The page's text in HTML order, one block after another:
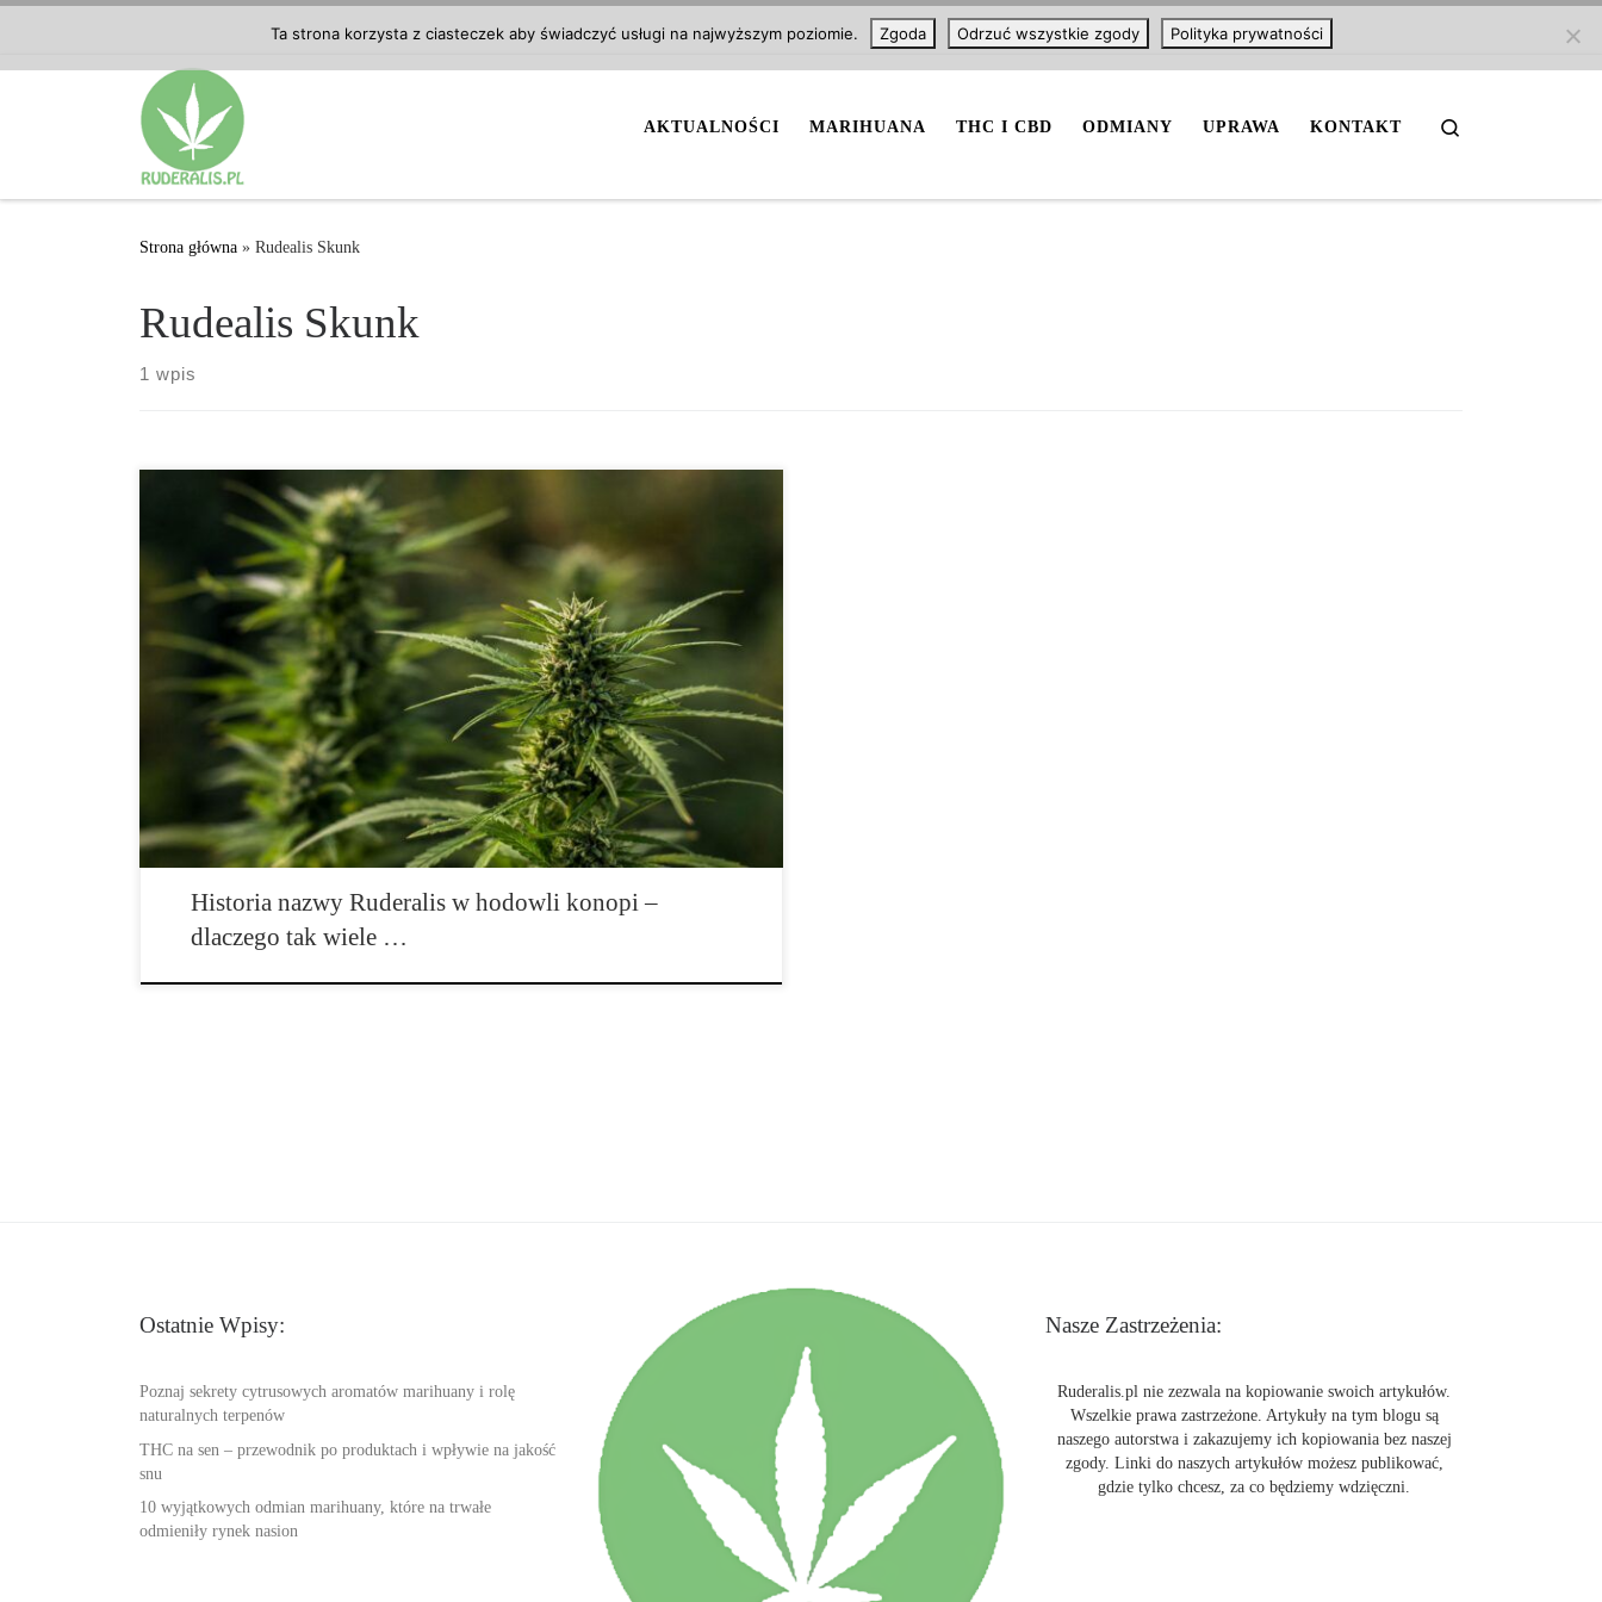
AKTUALNOŚCI MARIHUANA THC I CBD ODMIANY UPRAWA KONTAKT
Strona główna » Rudealis Skunk
Rudealis Skunk
1 wpis
Wprowadzenie Niewiele nazw w świecie konopi zrobiło tak dużą karierę jak Ruderalis.
Dzisiaj można ją znaleźć w nazwach dziesiątek odmian, opisach genetyki, materiałach
edukacyjnych oraz katalogach praktycznie każdego większego banku nasion. Dla
jednych jest synonimem odporności, dla innych kojarzy się przede wszystkim z
autofloweringiem. W rzeczywistości historia ruderalisów jest znacznie […]
Historia nazwy Ruderalis w hodowli konopi –
dlaczego tak wiele …
Ostatnie Wpisy:
Poznaj sekrety cytrusowych aromatów marihuany i rolę
naturalnych terpenów
THC na sen – przewodnik po produktach i wpływie na jakość
snu
10 wyjątkowych odmian marihuany, które na trwałe
odmieniły rynek nasion
Nasze Zastrzeżenia:
Ruderalis.pl nie zezwala na kopiowanie swoich artykułów.
Wszelkie prawa zastrzeżone. Artykuły na tym blogu są
naszego autorstwa i zakazujemy ich kopiowania bez naszej
zgody. Linki do naszych artykułów możesz publikować,
gdzie tylko chcesz, za co będziemy wdzięczni.
Ta strona korzysta z ciasteczek aby świadczyć usługi na najwyższym poziomie. Zgoda Odrzuć wszystkie zgody Polityka prywatności